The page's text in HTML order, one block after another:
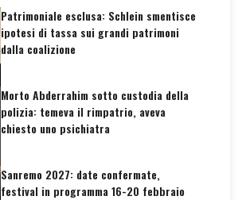
Patrimoniale esclusa: Schlein smentisce
ipotesi di tassa sui grandi patrimoni
dalla coalizione
Morto Abderrahim sotto custodia della
polizia: temeva il rimpatrio, aveva
chiesto uno psichiatra
Sanremo 2027: date confermate,
festival in programma 16-20 febbraio